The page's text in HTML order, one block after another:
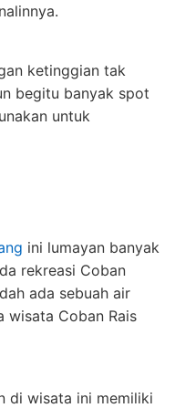
ketinggian tak
begitu banyak spot
untuk
ini lumayan banyak
rekreasi Coban
ada sebuah air
wisata Coban Rais
di wisata ini memiliki